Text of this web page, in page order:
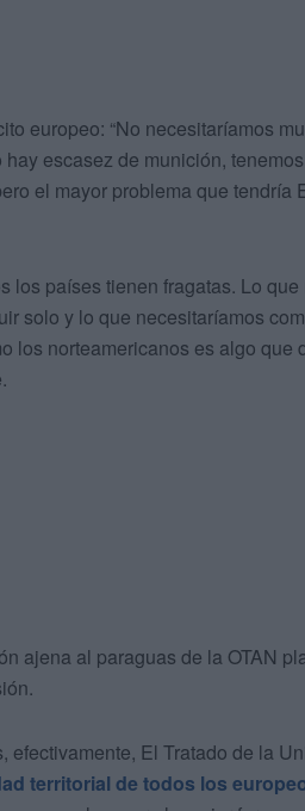
europeo: “No necesitaríamos
escasez de munición,
el mayor problema que tendría
los países tienen fragatas. Lo
solo y lo que necesitaríamos
los norteamericanos es algo que
ajena al paraguas de la OTAN
El Tratado de la
territorial de todos los